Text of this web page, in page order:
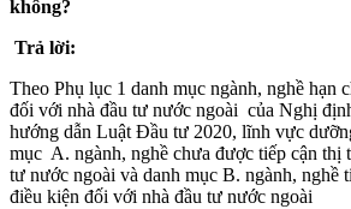
không?
Trả lời:
Theo Phụ lục 1 danh mục ngành, nghề hạn
đối với nhà đầu tư nước ngoài của Nghị
hướng dẫn Luật Đầu tư 2020, lĩnh vực
mục A. ngành, nghề chưa được tiếp cận thị
tư nước ngoài và danh mục B. ngành, nghề
điều kiện đối với nhà đầu tư nước ngoài